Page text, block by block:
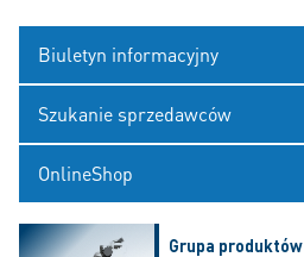
Biuletyn informacyjny
Szukanie sprzedawców
OnlineShop
Grupa produktów